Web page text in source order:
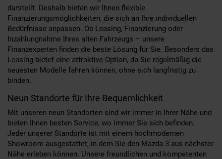
darstellt. Deshalb bieten wir Ihnen flexible
Finanzierungsmöglichkeiten, die sich an Ihre individuellen
Bedürfnisse anpassen. Ob Leasing, Finanzierung oder
Inzahlungnahme Ihres alten Fahrzeugs – unsere
Finanzexperten finden die beste Lösung für Sie. Besonders das
Leasing bietet eine attraktive Option, da Sie regelmäßig die
neuesten Modelle fahren können, ohne sich langfristig zu
binden.
Neun Standorte für Ihre Bequemlichkeit
Mit unseren neun Standorten sind wir immer in Ihrer Nähe und
bieten Ihnen besten Service, wo immer Sie sich befinden.
Jeder unserer Standorte ist mit einem hochmodernen
Showroom ausgestattet, in dem Sie den Mazda 3 aus nächster
Nähe erleben können. Unsere freundlichen und kompetenten